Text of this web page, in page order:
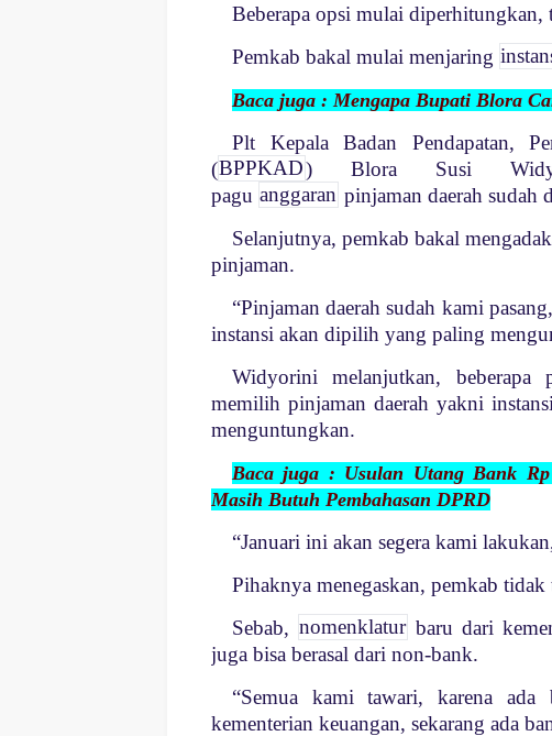
Beberapa opsi mulai diperhitungkan,
Pemkab bakal mulai menjaring
Baca juga : Mengapa Bupati Blora
Plt Kepala Badan Pendapatan,
(BPPKAD) Blora Susi
pagu anggaran pinjaman daerah sudah
Selanjutnya, pemkab bakal
pinjaman.
“Pinjaman daerah sudah kami
instansi akan dipilih yang paling
Widyorini melanjutkan,
memilih pinjaman daerah yakni
menguntungkan.
Baca juga : Usulan Utang Bank
Masih Butuh Pembahasan DPRD
“Januari ini akan segera kami
Pihaknya menegaskan, pemkab
Sebab, nomenklatur baru dari
juga bisa berasal dari non-bank.
“Semua kami tawari, karena ada
kementerian keuangan, sekarang ada